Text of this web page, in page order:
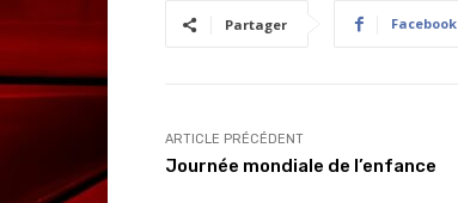
Partager Facebook
ARTICLE PRÉCÉDENT
Journée mondiale de l’enfance